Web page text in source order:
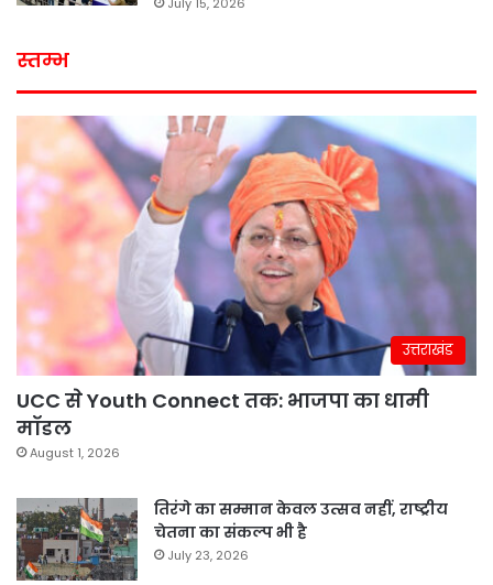
July 15, 2026
स्तम्भ
उत्तराखंड
UCC से Youth Connect तक: भाजपा का धामी
मॉडल
August 1, 2026
तिरंगे का सम्मान केवल उत्सव नहीं, राष्ट्रीय
चेतना का संकल्प भी है
July 23, 2026